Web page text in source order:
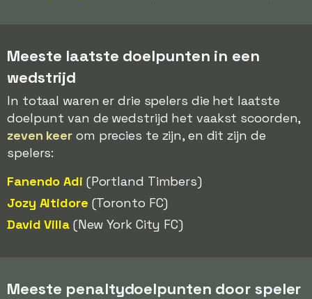
Meeste laatste doelpunten in een
wedstrijd
In totaal waren er drie spelers die het laatste
doelpunt van de wedstrijd het vaakst scoorden,
zeven keer om precies te zijn, en dit zijn de
spelers:
Fanendo Adi (Portland Timbers)
Jozy Altidore (Toronto FC)
David Villa(New York City FC)
Meeste penaltydoelpunten door speler